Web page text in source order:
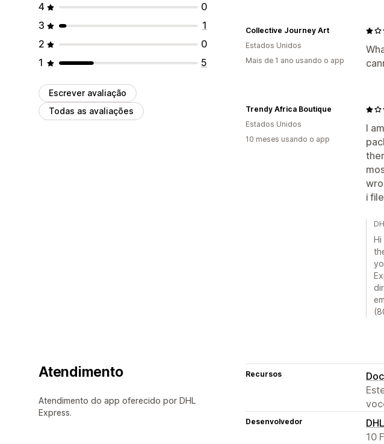
4
0
3
1
2
0
1
5
Escrever avaliação
Todas as avaliações
Collective Journey Art
Estados Unidos
Mais de 1 ano usando o app
I
i
Trendy Africa Boutique
Estados Unidos
10 meses usando o app
Hi
Atendimento
Atendimento do app oferecido por DHL
Express.
Recursos
Desenvolvedor
10